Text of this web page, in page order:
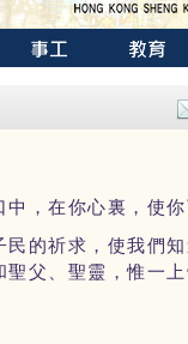
中，在你心裏，使
民的祈求，使我們
父、聖靈，惟一